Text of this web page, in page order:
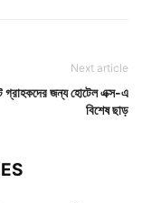
Next article
গ্রাহকদের জন্য হোটেল এক্স-এ
বিশেষ ছাড়